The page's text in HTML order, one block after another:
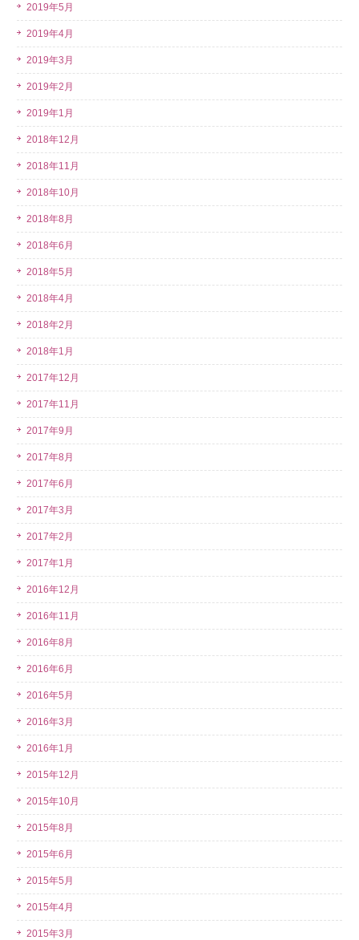
2019年5月
2019年4月
2019年3月
2019年2月
2019年1月
2018年12月
2018年11月
2018年10月
2018年8月
2018年6月
2018年5月
2018年4月
2018年2月
2018年1月
2017年12月
2017年11月
2017年9月
2017年8月
2017年6月
2017年3月
2017年2月
2017年1月
2016年12月
2016年11月
2016年8月
2016年6月
2016年5月
2016年3月
2016年1月
2015年12月
2015年10月
2015年8月
2015年6月
2015年5月
2015年4月
2015年3月